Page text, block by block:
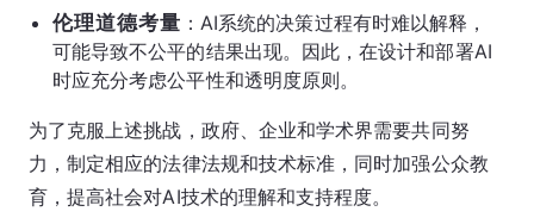
伦理道德考量 ：AI系统的决策过程有时难以解释，
可能导致不公平的结果出现。因此，在设计和部署AI
时应充分考虑公平性和透明度原则。
为了克服上述挑战，政府、企业和学术界需要共同努
力，制定相应的法律法规和技术标准，同时加强公众教
育，提高社会对AI技术的理解和支持程度。